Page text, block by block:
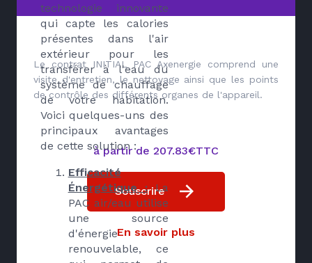
technologie innovante
qui capte les calories
présentes dans l'air
extérieur pour les
transférer à l'eau du
système de chauffage
de votre habitation.
Voici quelques-uns des
principaux avantages
de cette solution :
Efficacité
Énergétique :La
PAC air/eau utilise
une source
d'énergie
renouvelable, ce
Le contrat INITIAL PAC Axenergie comprend une
visite d'entretien, le nettoyage ainsi que les points
de contrôle des différents organes de l'appareil.
à partir de 207.83€TTC
Souscrire
En savoir plus